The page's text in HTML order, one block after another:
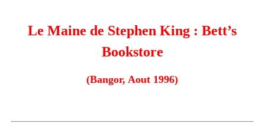
Le Maine de Stephen King : Bett’s
Bookstore
(Bangor, Aout 1996)